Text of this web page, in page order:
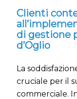
Clienti
di gestione
d’Oglio
La
cruciale per il
commerciale.